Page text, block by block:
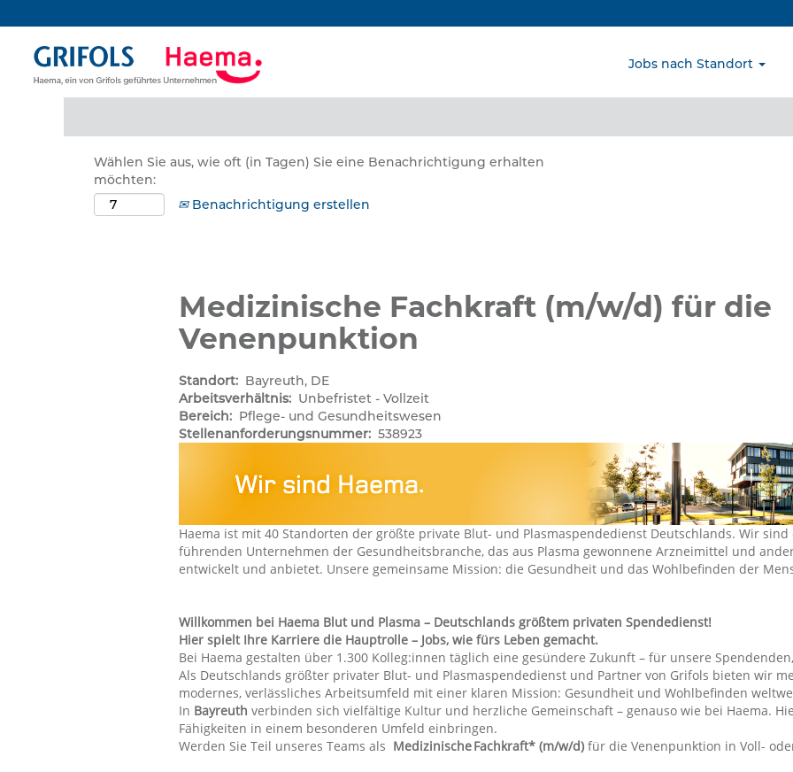
Jobs nach Standort
Mehr Optionen anzeigen
Wählen Sie aus, wie oft (in Tagen) Sie eine Benachrichtigung erhalten
möchten:
Benachrichtigung erstellen
Medizinische Fachkraft (m/w/d) für die
Venenpunktion
Standort: Bayreuth, DE
Arbeitsverhältnis: Unbefristet - Vollzeit
Bereich: Pflege- und Gesundheitswesen
Stellenanforderungsnummer: 538923
Haema ist mit 40 Standorten der größte private Blut- und Plasmaspendedienst Deutschlands. Wir
führenden Unternehmen der Gesundheitsbranche, das aus Plasma gewonnene Arzneimittel und
entwickelt und anbietet. Unsere gemeinsame Mission: die Gesundheit und das Wohlbefinden der
Willkommen bei Haema Blut und Plasma – Deutschlands größtem privaten Spendedienst!
Hier spielt Ihre Karriere die Hauptrolle – Jobs, wie fürs Leben gemacht.
Bei Haema gestalten über 1.300 Kolleg:innen täglich eine gesündere Zukunft – für unsere
Als Deutschlands größter privater Blut- und Plasmaspendedienst und Partner von Grifols bieten wir
modernes, verlässliches Arbeitsumfeld mit einer klaren Mission: Gesundheit und Wohlbefinden
In Bayreuth verbinden sich vielfältige Kultur und herzliche Gemeinschaft – genauso wie bei Haema.
Fähigkeiten in einem besonderen Umfeld einbringen.
Werden Sie Teil unseres Teams als Medizinische Fachkraft* (m/w/d) für die Venenpunktion in Voll-